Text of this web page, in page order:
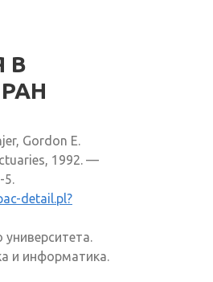
В
Gordon E.
1992. —
5.
detail.pl?
университета.
и информатика.